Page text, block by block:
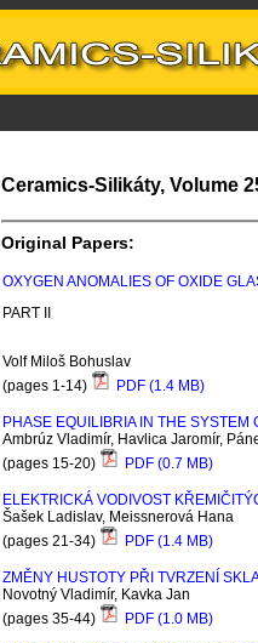
Ceramics-Silikáty, Volume
Original Papers:
OXYGEN ANOMALIES OF OXIDE
PART II
Volf Miloš Bohuslav
(pages 1-14)
PDF (1.4 MB)
PHASE EQUILIBRIA IN THE SYSTEM
Ambrúz Vladimír, Havlica Jaromír,
(pages 15-20)
PDF (0.7 MB)
ELEKTRICKÁ VODIVOST
Šašek Ladislav, Meissnerová Hana
(pages 21-34)
PDF (1.4 MB)
ZMĚNY HUSTOTY PŘI TVRZENÍ
Novotný Vladimír, Kavka Jan
(pages 35-44)
PDF (1.0 MB)